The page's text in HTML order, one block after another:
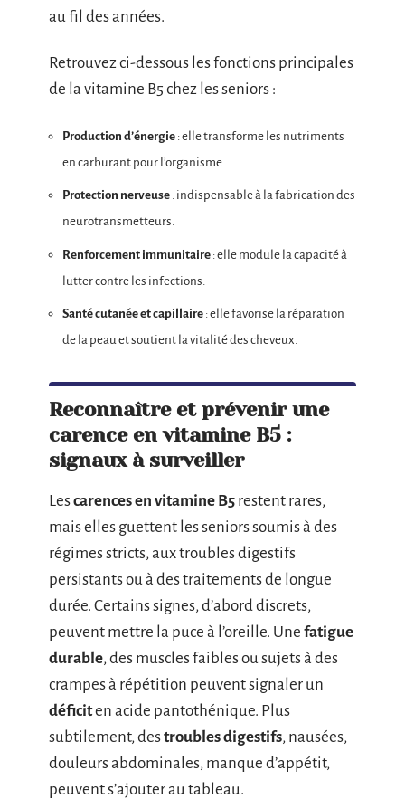
au fil des années.
Retrouvez ci-dessous les fonctions principales
de la vitamine B5 chez les seniors :
Production d’énergie : elle transforme les nutriments
en carburant pour l’organisme.
Protection nerveuse : indispensable à la fabrication des
neurotransmetteurs.
Renforcement immunitaire : elle module la capacité à
lutter contre les infections.
Santé cutanée et capillaire : elle favorise la réparation
de la peau et soutient la vitalité des cheveux.
Reconnaître et prévenir une
carence en vitamine B5 :
signaux à surveiller
Lescarences en vitamine B5 restent rares,
mais elles guettent les seniors soumis à des
régimes stricts, aux troubles digestifs
persistants ou à des traitements de longue
durée. Certains signes, d’abord discrets,
peuvent mettre la puce à l’oreille. Une fatigue
durable, des muscles faibles ou sujets à des
crampes à répétition peuvent signaler un
déficiten acide pantothénique. Plus
subtilement, destroubles digestifs, nausées,
douleurs abdominales, manque d’appétit,
peuvent s’ajouter au tableau.